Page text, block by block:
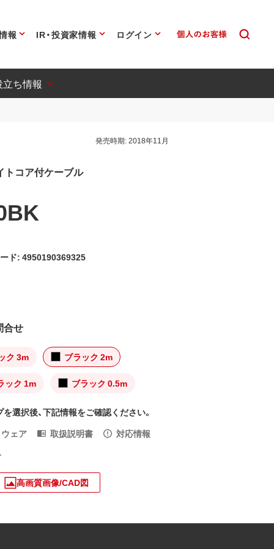
報 IR・投資家情報 ログイン
ち情報
発売時期:2018年11月
コア付ケーブル
ド: 4950190369325
合せ
ク 3m ブラック 2m
ック 1m ブラック 0.5m
選択後、下記情報をご確認ください。
ェア
取扱説明書
対応情報
高画質画像/CAD図